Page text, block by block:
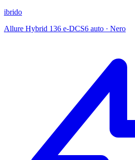
ibrido
Allure Hybrid 136 e-DCS6 auto · Nero